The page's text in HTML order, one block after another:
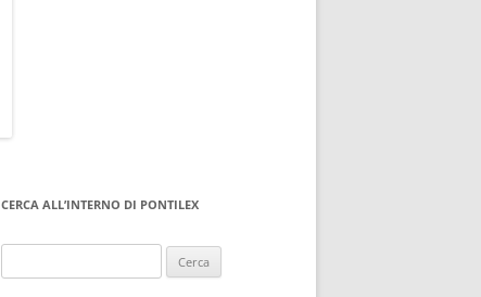
CERCA ALL’INTERNO DI PONTILEX
per: